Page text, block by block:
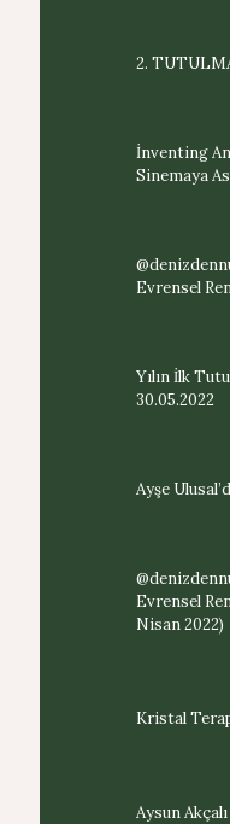
2.
İnventing
Sinemaya
Evrensel
Yılın İlk
30.05.2022
Ayşe
Evrensel
Nisan 2022)
Kristal
Aysun Akçalı